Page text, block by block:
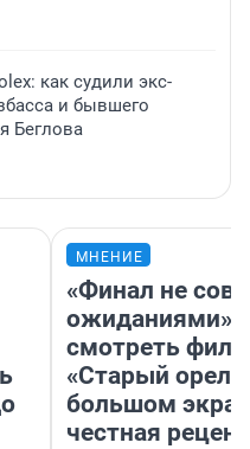
как судили экс-
и бывшего
Беглова
МНЕНИЕ
«Финал не
ожиданиями»:
смотреть
«Старый орел»
большом
честная